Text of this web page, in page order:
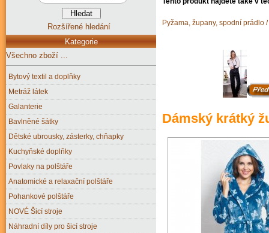
Pyžama, župany, spodní prádlo
Dámský krátký
Rozšířené hledání
Kategorie
Všechno zboží ...
Bytový textil a doplňky
Metráž látek
Galanterie
Bavlněné šátky
Dětské ubrousky, zásterky, chňapky
Kuchyňské doplňky
Povlaky na polštáře
Anatomické a relaxační polštáře
Pohankové polštáře
NOVÉ Šicí stroje
Náhradní díly pro šicí stroje